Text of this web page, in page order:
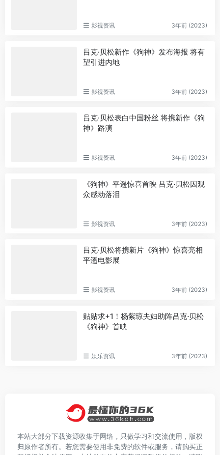
影视资讯 3年前 (2023)
吕克·贝松新作《狗神》发布海报 将有
望引进内地
影视资讯 3年前 (2023)
吕克·贝松表白中国粉丝 将携新作《狗
神》路演
影视资讯 3年前 (2023)
《狗神》平遥惊喜首映 吕克·贝松因观
众感动落泪
影视资讯 3年前 (2023)
吕克·贝松将携新片《狗神》惊喜亮相
平遥电影展
影视资讯 3年前 (2023)
贴贴求+1！杨紫琼夫妇助阵吕克·贝松
《狗神》首映
娱乐资讯 3年前 (2023)
本站大部分下载资源收集于网络，只做学习和交流使用，版权
归原作者所有。若您需要使用非免费的软件或服务，请购买正